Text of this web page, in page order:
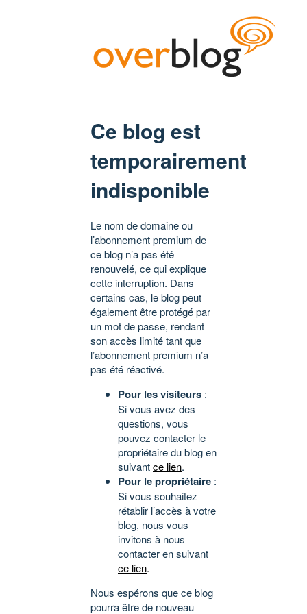
Ce blog est
temporairement
indisponible
Le nom de domaine ou
l’abonnement premium de
ce blog n’a pas été
renouvelé, ce qui explique
cette interruption. Dans
certains cas, le blog peut
également être protégé par
un mot de passe, rendant
son accès limité tant que
l’abonnement premium n’a
pas été réactivé.
Pour les visiteurs :
Si vous avez des
questions, vous
pouvez contacter le
propriétaire du blog en
suivantce lien.
Pour le propriétaire :
Si vous souhaitez
rétablir l’accès à votre
blog, nous vous
invitons à nous
contacter en suivant
ce lien.
Nous espérons que ce blog
pourra être de nouveau